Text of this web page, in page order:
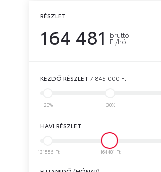
RÉSZLET
164 481 bruttó
Ft/hó
KEZDŐ RÉSZLET 7 845 000 Ft
20% 30%
HAVI RÉSZLET
131556 Ft 164481 Ft